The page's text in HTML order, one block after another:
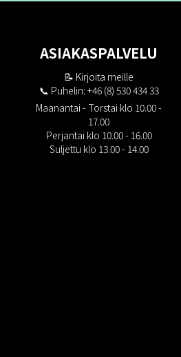
ASIAKASPALVELU
📝 Kirjoita meille
📞 Puhelin: +46 (8) 530 434 33
Maanantai - Torstai klo 10.00 -
17.00
Perjantai klo 10.00 - 16.00
Suljettu klo 13.00 - 14.00